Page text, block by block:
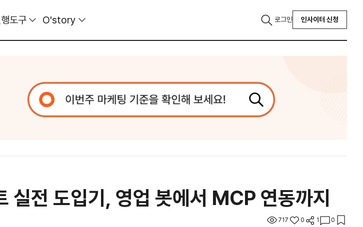
도구 O'story 로그인 인사이터 신청
전 도입기, 영업 봇에서 MCP 연동까지
717 0 1 0